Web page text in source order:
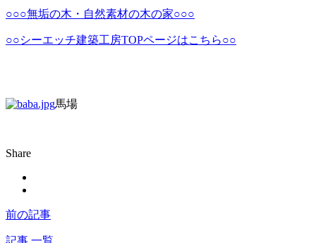
○○○無垢の木・自然素材の木の家○○○
○○シーエッチ建築工房TOPページはこちら○○
馬場
Share
前の記事
記事 一覧